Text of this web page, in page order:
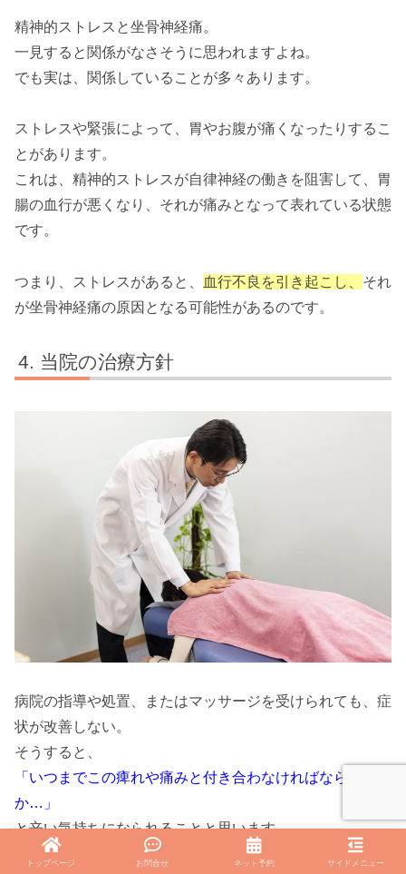
精神的ストレスと坐骨神経痛。
一見すると関係がなさそうに思われますよね。
でも実は、関係していることが多々あります。
ストレスや緊張によって、胃やお腹が痛くなったりするこ
とがあります。
これは、精神的ストレスが自律神経の働きを阻害して、胃
腸の血行が悪くなり、それが痛みとなって表れている状態
です。
つまり、ストレスがあると、 血行不良を引き起こし、 それ
が坐骨神経痛の原因となる可能性があるのです。
当院の治療方針
病院の指導や処置、またはマッサージを受けられても、症
状が改善しない。
そうすると、
「いつまでこの痺れや痛みと付き合わなければならないの
か…」
と辛い気持ちになられることと思います。
トップページ お問合せ ネット予約 サイドメニュー